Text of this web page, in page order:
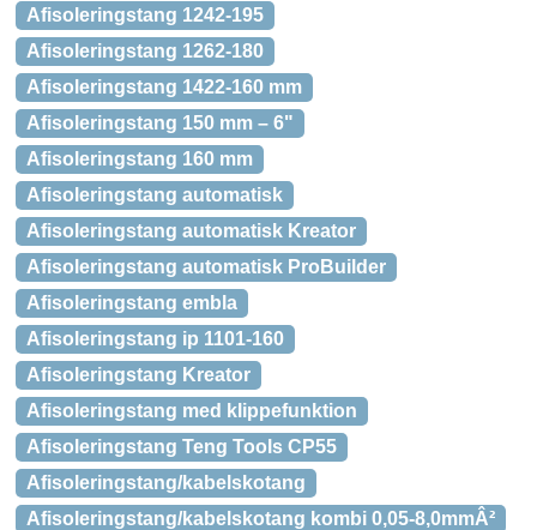
Afisoleringstang 1242-195
Afisoleringstang 1262-180
Afisoleringstang 1422-160 mm
Afisoleringstang 150 mm – 6"
Afisoleringstang 160 mm
Afisoleringstang automatisk
Afisoleringstang automatisk Kreator
Afisoleringstang automatisk ProBuilder
Afisoleringstang embla
Afisoleringstang ip 1101-160
Afisoleringstang Kreator
Afisoleringstang med klippefunktion
Afisoleringstang Teng Tools CP55
Afisoleringstang/kabelskotang
Afisoleringstang/kabelskotang kombi 0,05-8,0mmÂ²